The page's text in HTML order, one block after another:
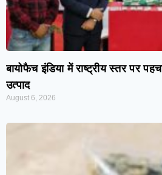
बायोफैच इंडिया में राष्ट्रीय स्तर पर
उत्पाद
August 6, 2026